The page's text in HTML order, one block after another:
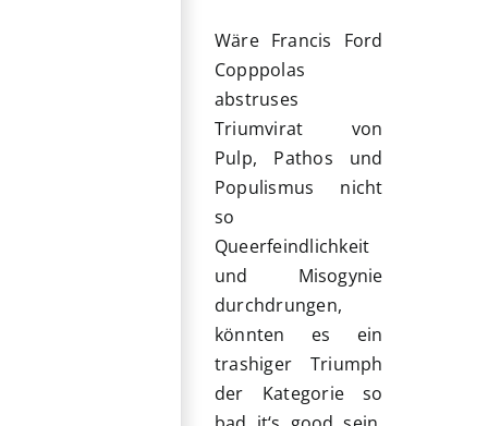
Wäre Francis Ford
Copppolas
abstruses
Triumvirat von
Pulp, Pathos und
Populismus nicht
so
Queerfeindlichkeit
und Misogynie
durchdrungen,
könnten es ein
trashiger Triumph
der Kategorie so